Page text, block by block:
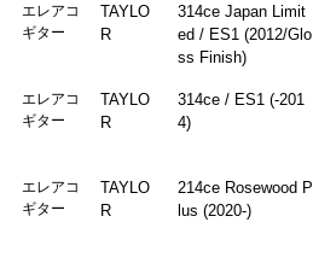
エレアコ
ギター
TAYLO
R
314ce Japan Limit
ed / ES1 (2012/Glo
ss Finish)
エレアコ
ギター
TAYLO
R
314ce / ES1 (-201
4)
エレアコ
ギター
TAYLO
R
214ce Rosewood P
lus (2020-)